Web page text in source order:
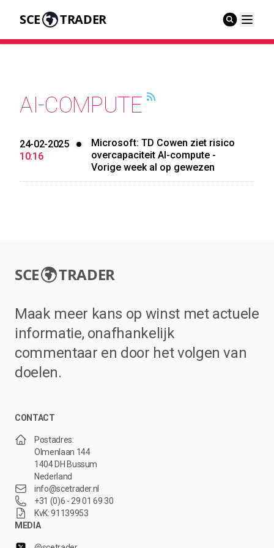
SCE TRADER
AI-COMPUTE
24-02-2025
10:16
Microsoft: TD Cowen ziet risico
overcapaciteit AI-compute -
Vorige week al op gewezen
SCE TRADER
Maak meer kans op winst met actuele
informatie, onafhankelijk
commentaar en door het volgen van
doelen.
CONTACT
Postadres:
Olmenlaan 144
1404 DH Bussum
Nederland
info@scetrader.nl
+31 (0)6 - 29 01 69 30
KvK: 91139953
MEDIA